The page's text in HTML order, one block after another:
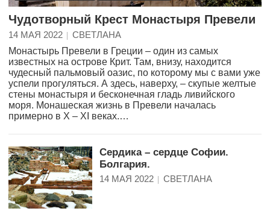
Чудотворный Крест Монастыря Превели
14 МАЯ 2022
СВЕТЛАНА
Монастырь Превели в Греции – один из самых
известных на острове Крит. Там, внизу, находится
чудесный пальмовый оазис, по которому мы с вами уже
успели прогуляться. А здесь, наверху, – скупые желтые
стены монастыря и бесконечная гладь ливийского
моря. Монашеская жизнь в Превели началась
примерно в X – XI веках.…
Сердика – сердце Софии.
Болгария.
14 МАЯ 2022 СВЕТЛАНА